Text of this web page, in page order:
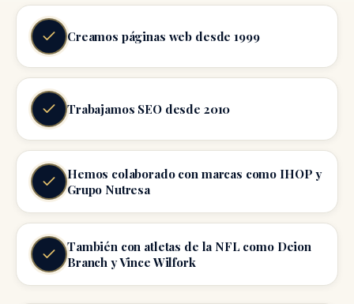
Creamos páginas web desde 1999
Trabajamos SEO desde 2010
Hemos colaborado con marcas como IHOP y
Grupo Nutresa
También con atletas de la NFL como Deion
Branch y Vince Wilfork